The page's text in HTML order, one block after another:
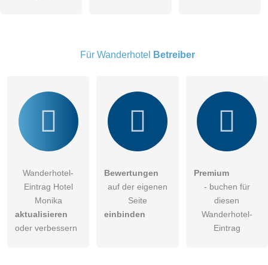
Besucher sichtbar.
Für Wanderhotel Betreiber
Wanderhotel-
Eintrag Hotel
Monika
aktualisieren
oder verbessern
Bewertungen
auf der eigenen
Seite
einbinden
Premium
- buchen für
diesen
Wanderhotel-
Eintrag